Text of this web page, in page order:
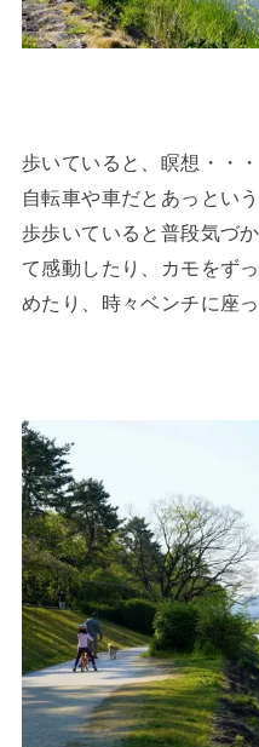
歩いていると、瞑想・・
自転車や車だとあっとい
歩歩いていると普段気づ
て感動したり、カモをず
めたり、時々ベンチに座っ